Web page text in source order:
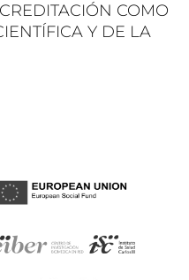
COMO
Y DE LA